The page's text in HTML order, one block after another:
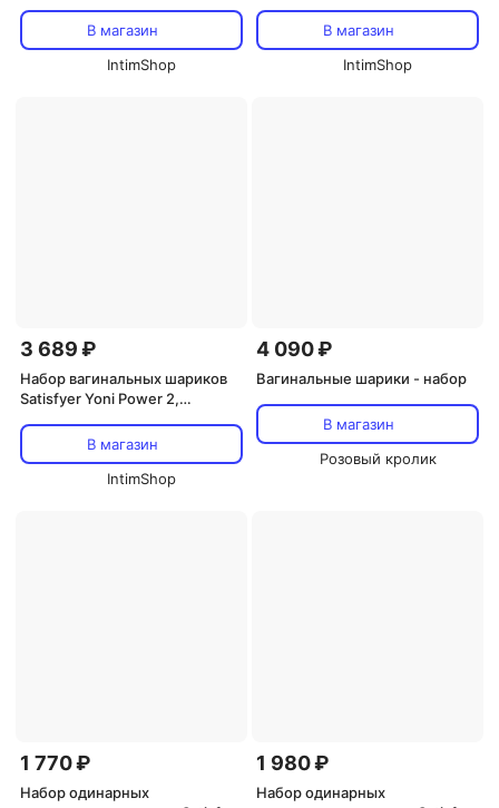
В магазин
IntimShop
В магазин
IntimShop
3 689 ₽
Набор вагинальных шариков
Satisfyer Yoni Power 2,
В магазин
IntimShop
4 090 ₽
Вагинальные шарики - набор
В магазин
Розовый кролик
1 770 ₽
Набор одинарных
1 980 ₽
Набор одинарных